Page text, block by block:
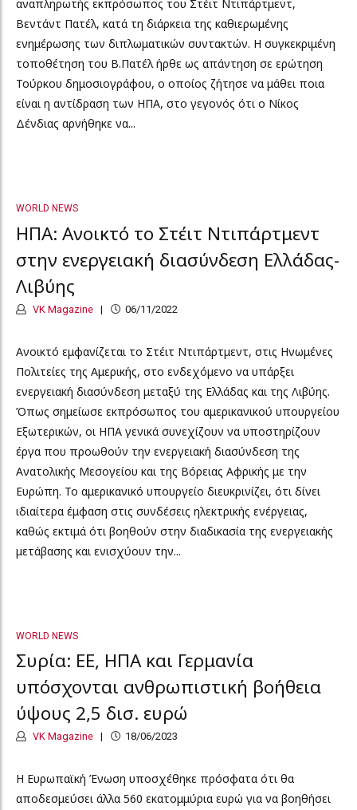
αναπληρωτής εκπρόσωπος του Στέιτ Ντιπάρτμεντ,
Βεντάντ Πατέλ, κατά τη διάρκεια της καθιερωμένης
ενημέρωσης των διπλωματικών συντακτών. Η συγκεκριμένη
τοποθέτηση του Β.Πατέλ ήρθε ως απάντηση σε ερώτηση
Τούρκου δημοσιογράφου, ο οποίος ζήτησε να μάθει ποια
είναι η αντίδραση των ΗΠΑ, στο γεγονός ότι ο Νίκος
Δένδιας αρνήθηκε να...
WORLD NEWS
ΗΠΑ: Ανοικτό το Στέιτ Ντιπάρτμεντ
στην ενεργειακή διασύνδεση Ελλάδας-
Λιβύης
VK Magazine 06/11/2022
Ανοικτό εμφανίζεται το Στέιτ Ντιπάρτμεντ, στις Ηνωμένες
Πολιτείες της Αμερικής, στο ενδεχόμενο να υπάρξει
ενεργειακή διασύνδεση μεταξύ της Ελλάδας και της Λιβύης.
Όπως σημείωσε εκπρόσωπος του αμερικανικού υπουργείου
Εξωτερικών, οι ΗΠΑ γενικά συνεχίζουν να υποστηρίζουν
έργα που προωθούν την ενεργειακή διασύνδεση της
Ανατολικής Μεσογείου και της Βόρειας Αφρικής με την
Ευρώπη. Το αμερικανικό υπουργείο διευκρινίζει, ότι δίνει
ιδιαίτερα έμφαση στις συνδέσεις ηλεκτρικής ενέργειας,
καθώς εκτιμά ότι βοηθούν στην διαδικασία της ενεργειακής
μετάβασης και ενισχύουν την...
WORLD NEWS
Συρία: ΕΕ, ΗΠΑ και Γερμανία
υπόσχονται ανθρωπιστική βοήθεια
ύψους 2,5 δισ. ευρώ
VK Magazine 18/06/2023
Η Ευρωπαϊκή Ένωση υποσχέθηκε πρόσφατα ότι θα
αποδεσμεύσει άλλα 560 εκατομμύρια ευρώ για να βοηθήσει